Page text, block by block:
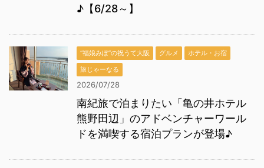
♪【6/28～】
“福娘みぽ”の祝うて大阪 グルメ
ホテル・お宿
旅じゃーなる
2026/07/28
南紀旅で泊まりたい「亀の井ホテル
熊野田辺」のアドベンチャーワール
ドを満喫する宿泊プランが登場♪